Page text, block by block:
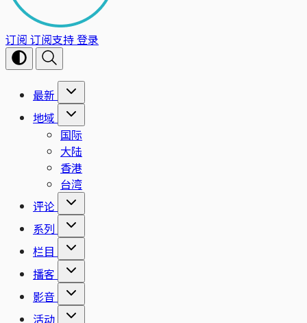
订阅 订阅支持登录
最新
地域
国际
大陆
香港
台湾
评论
系列
栏目
播客
影音
活动